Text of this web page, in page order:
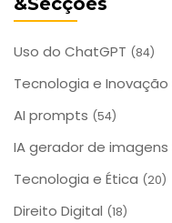
Uso do ChatGPT (84)
Tecnologia e Inovação
AI prompts (54)
IA gerador de imagens
Tecnologia e Ética (20)
Direito Digital (18)